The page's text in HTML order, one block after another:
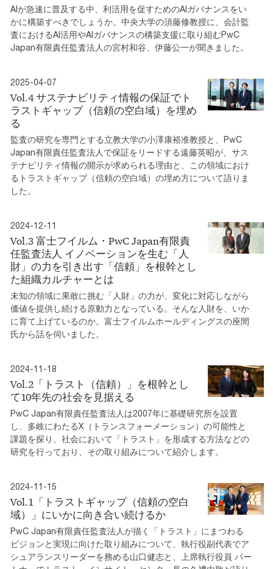
AIが急速に普及する中、利活用を促すためのAIガバナンスをい
かに構築すべきでしょうか。中央大学の須藤修教授に、会計監
査におけるAI活用やAIガバナンスの構築支援に取り組むPwC
Japan有限責任監査法人の宮村和谷、伊藤公一が聞きました。
2025-04-07
Vol.4 サステナビリティ情報の保証でト
ラストギャップ（信頼の空白域）を埋め
る
監査の研究を専門とする立教大学の小澤康裕准教授と、PwC
Japan有限責任監査法人で保証をリードする遠藤英昭が、サス
テナビリティ情報の開示が求められる理由と、この領域におけ
るトラストギャップ（信頼の空白域）の埋め方について語りま
した。
2024-12-11
Vol.3 富士フイルム・PwC Japan有限責
任監査法人 イノベーションを生む「人
財」の力を引き出す「信頼」を根幹とし
た組織カルチャーとは
未知の領域に果敢に挑む「人財」の力が、変化に対応しながら
価値を提供し続ける原動力となっている。そんな人財を、いか
に育て上げているのか。富士フイルムホールディングスの座間
氏から話を伺いました。
2024-11-18
Vol.2「トラスト（信頼）」を根幹とし
て10年先の社会を見据える
PwC Japan有限責任監査法人は2007年に基礎研究所を設置
し、多岐にわたるX（トランスフォーメーション）の可能性と
課題を探り、社会において「トラスト」を形成する方法などの
研究を行っており、その取り組みについて紹介します。
2024-11-15
Vol.1「トラストギャップ（信頼の空白
域）」にいかに向き合い続けるか
PwC Japan有限責任監査法人が描く「トラスト」にまつわる
ビジョンと実現に向けた取り組みについて、執行役副代表でア
シュアランスリーダーを務める山口健志と、上席執行役員 パー